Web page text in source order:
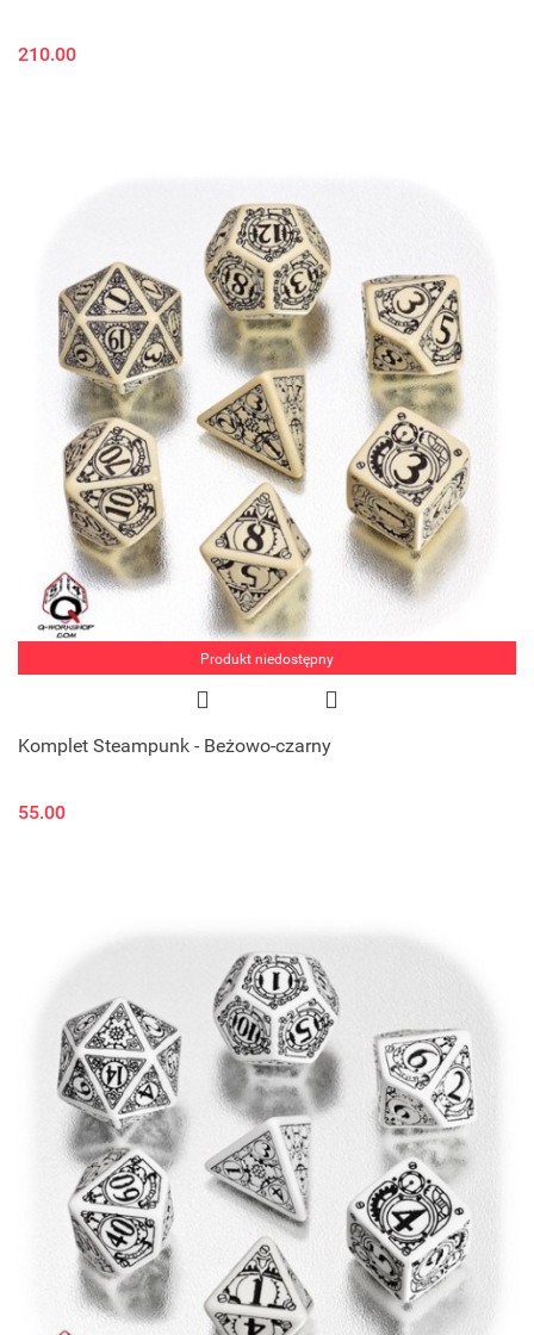
210.00
Produkt niedostępny
Komplet Steampunk - Beżowo-czarny
55.00